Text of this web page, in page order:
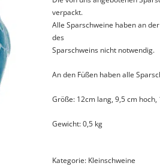
verpackt.
Alle Sparschweine haben an
des
Sparschweins nicht notwendig.
An den Füßen haben alle
Größe: 12cm lang, 9,5 cm
Gewicht: 0,5 kg
Kategorie: Kleinschweine